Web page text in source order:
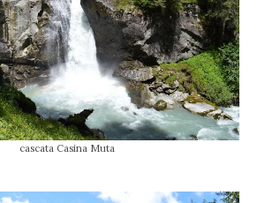
cascata Casina Muta